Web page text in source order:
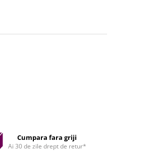
Cumpara fara griji
Ai 30 de zile drept de retur*